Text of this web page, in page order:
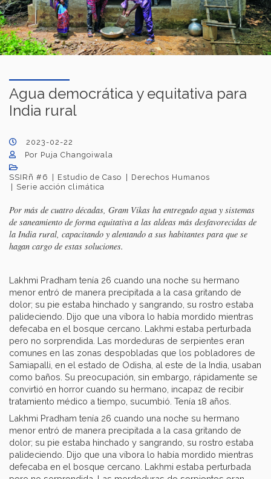
Agua democrática y equitativa para
India rural
2023-02-22
Por Puja Changoiwala
SSIRñ #6 Estudio de Caso
Derechos Humanos
Serie acción climática
Por más de cuatro décadas, Gram Vikas ha entregado agua y sistemas
de saneamiento de forma equitativa a las aldeas más desfavorecidas de
la India rural, capacitando y alentando a sus habitantes para que se
hagan cargo de estas soluciones.
Lakhmi Pradham tenía 26 cuando una noche su hermano
menor entró de manera precipitada a la casa gritando de
dolor; su pie estaba hinchado y sangrando, su rostro estaba
palideciendo. Dijo que una víbora lo había mordido mientras
defecaba en el bosque cercano. Lakhmi estaba perturbada
pero no sorprendida. Las mordeduras de serpientes eran
comunes en las zonas despobladas que los pobladores de
Samiapalli, en el estado de Odisha, al este de la India, usaban
como baños. Su preocupación, sin embargo, rápidamente se
convirtió en horror cuando su hermano, incapaz de recibir
tratamiento médico a tiempo, sucumbió. Tenía 18 años.
Lakhmi Pradham tenía 26 cuando una noche su hermano
menor entró de manera precipitada a la casa gritando de
dolor; su pie estaba hinchado y sangrando, su rostro estaba
palideciendo. Dijo que una víbora lo había mordido mientras
defecaba en el bosque cercano. Lakhmi estaba perturbada